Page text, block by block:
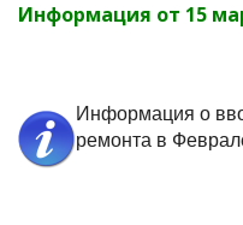
Информация от 15
Информация о
ремонта в